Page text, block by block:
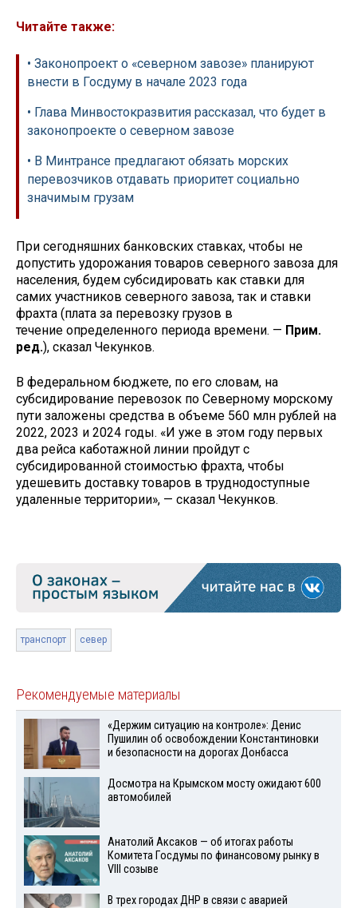
Читайте также:
• Законопроект о «северном завозе» планируют
внести в Госдуму в начале 2023 года
• Глава Минвостокразвития рассказал, что будет в
законопроекте о северном завозе
• В Минтрансе предлагают обязать морских
перевозчиков отдавать приоритет социально
значимым грузам
При сегодняшних банковских ставках, чтобы не
допустить удорожания товаров северного завоза для
населения, будем субсидировать как ставки для
самих участников северного завоза, так и ставки
фрахта (плата за перевозку грузов в
течение определенного периода времени. — Прим.
ред.), сказал Чекунков.
В федеральном бюджете, по его словам, на
субсидирование перевозок по Северному морскому
пути заложены средства в объеме 560 млн рублей на
2022, 2023 и 2024 годы. «И уже в этом году первых
два рейса каботажной линии пройдут с
субсидированной стоимостью фрахта, чтобы
удешевить доставку товаров в труднодоступные
удаленные территории», — сказал Чекунков.
транспорт север
Рекомендуемые материалы
«Держим ситуацию на контроле»: Денис
Пушилин об освобождении Константиновки
и безопасности на дорогах Донбасса
Досмотра на Крымском мосту ожидают 600
автомобилей
Анатолий Аксаков — об итогах работы
Комитета Госдумы по финансовому рынку в
VIII созыве
В трех городах ДНР в связи с аварией